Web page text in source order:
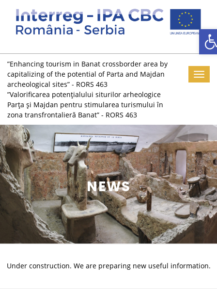
”Enhancing tourism in Banat crossborder area by
capitalizing of the potential of Parta and Majdan
archeological sites” - RORS 463
”Valorificarea potențialului siturilor arheologice
Parța și Majdan pentru stimularea turismului în
zona transfrontalieră Banat” - RORS 463
NEWS
Under construction. We are preparing new useful information.